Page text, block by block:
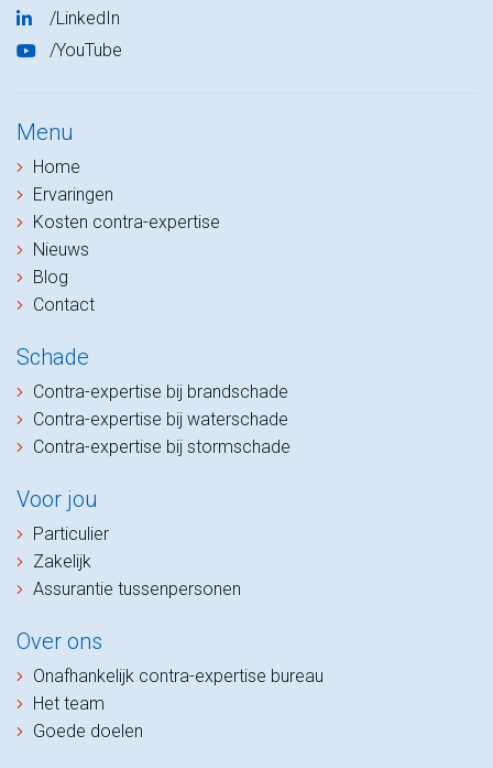
/LinkedIn
/YouTube
Menu
Home
Ervaringen
Kosten contra-expertise
Nieuws
Blog
Contact
Schade
Contra-expertise bij brandschade
Contra-expertise bij waterschade
Contra-expertise bij stormschade
Voor jou
Particulier
Zakelijk
Assurantie tussenpersonen
Over ons
Onafhankelijk contra-expertise bureau
Het team
Goede doelen